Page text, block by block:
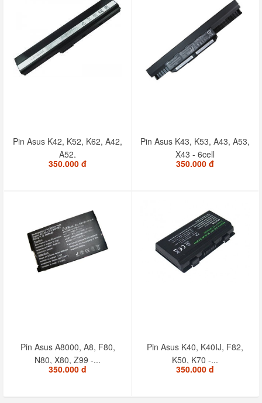
Pin Asus K42, K52, K62, A42,
A52,
350.000 đ
Pin Asus K43, K53, A43, A53,
X43 - 6cell
350.000 đ
Pin Asus A8000, A8, F80,
N80, X80, Z99 -...
350.000 đ
Pin Asus K40, K40IJ, F82,
K50, K70 -...
350.000 đ